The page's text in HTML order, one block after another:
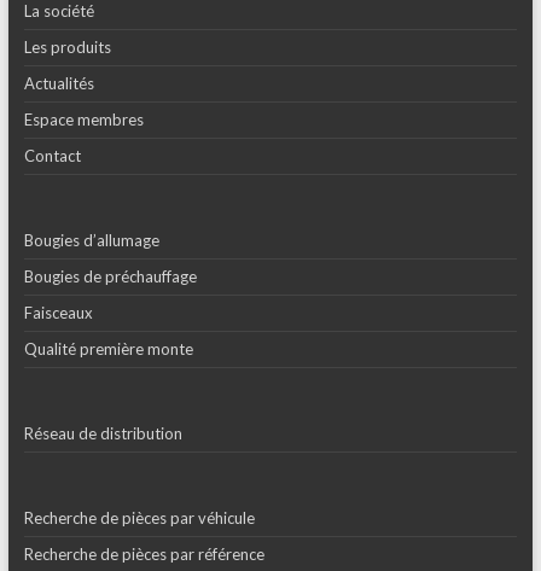
La société
Les produits
Actualités
Espace membres
Contact
Bougies d’allumage
Bougies de préchauffage
Faisceaux
Qualité première monte
Réseau de distribution
Recherche de pièces par véhicule
Recherche de pièces par référence